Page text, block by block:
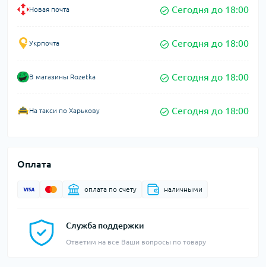
Новая почта Сегодня до 18:00
Укрпочта Сегодня до 18:00
В магазины Rozetka Сегодня до 18:00
На такси по Харькову Сегодня до 18:00
Оплата
оплата по счету наличными
Служба поддержки
Ответим на все Ваши вопросы по товару